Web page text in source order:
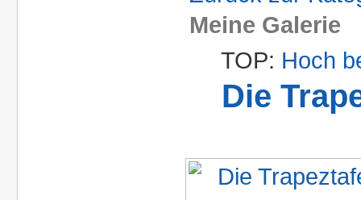
Meine Galerie
TOP: Hoch
Die